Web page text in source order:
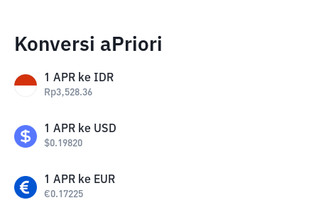
Konversi aPriori
1 APR ke IDR
Rp3,528.36
1 APR ke USD
$0.19820
1 APR ke EUR
€0.17225